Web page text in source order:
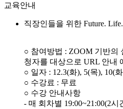
교육안내
직장인들을 위한 Future.
○ 참여방법 : ZOOM 기반의
청자를 대상으로 URL 안내
○ 일자 : 12.3(화), 5(목), 10(
○ 수강료 : 무료
○ 수강 안내사항
- 매 회차별 19:00~21:00(2시